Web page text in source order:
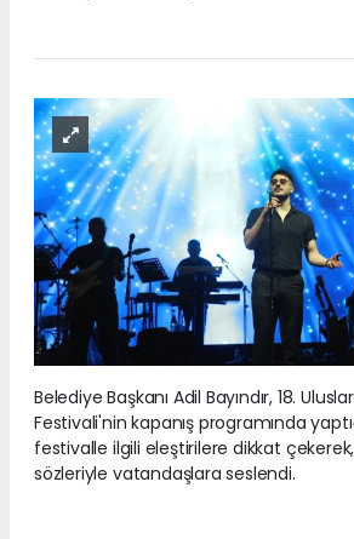
Belediye Başkanı Adil Bayındır, 18.
Festivali'nin kapanış programında
festivalle ilgili eleştirilere dikkat
sözleriyle vatandaşlara seslendi.